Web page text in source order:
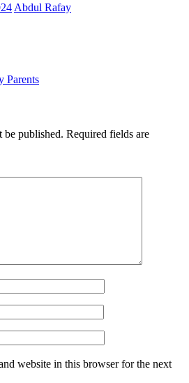
Abdul Rafay
Parents
be published. Required fields are
website in this browser for the next